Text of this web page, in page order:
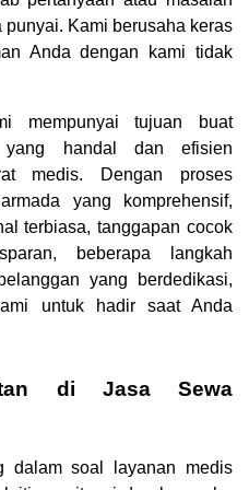
Kami berusaha keras
Anda dengan kami tidak
mempunyai tujuan buat
yang handal dan efisien
medis. Dengan proses
yang komprehensif,
terbiasa, tanggapan cocok
beberapa langkah
yang berdedikasi,
untuk hadir saat Anda
di Jasa Sewa
dalam soal layanan medis